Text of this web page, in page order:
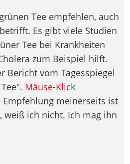
Tee empfehlen, auch
Es gibt viele Studien
Tee bei Krankheiten
zum Beispiel hilft.
Bericht vom Tagesspiegel
Mäuse-Klick
meinerseits ist
weiß ich nicht. Ich mag ihn